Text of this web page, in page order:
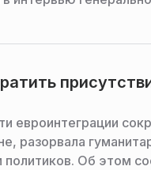
евроинтеграции
разорвала
политиков. Об этом